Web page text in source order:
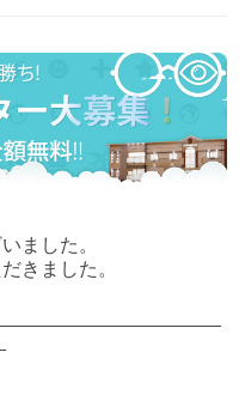
ました。
きました。